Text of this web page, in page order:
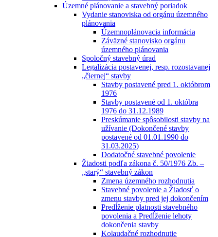
Územné plánovanie a stavebný poriadok
Vydanie stanoviska od orgánu územného
plánovania
Územnoplánovacia informácia
Záväzné stanovisko orgánu
územného plánovania
Spoločný stavebný úrad
Legalizácia postavenej, resp. rozostavanej
„čiernej“ stavby
Stavby postavené pred 1. októbrom
1976
Stavby postavené od 1. októbra
1976 do 31.12.1989
Preskúmanie spôsobilosti stavby na
užívanie (Dokončené stavby
postavené od 01.01.1990 do
31.03.2025)
Dodatočné stavebné povolenie
Žiadosti podľa zákona č. 50/1976 Zb. –
„starý“ stavebný zákon
Zmena územného rozhodnutia
Stavebné povolenie a Žiadosť o
zmenu stavby pred jej dokončením
Predĺženie platnosti stavebného
povolenia a Predĺženie lehoty
dokončenia stavby
Kolaudačné rozhodnutie